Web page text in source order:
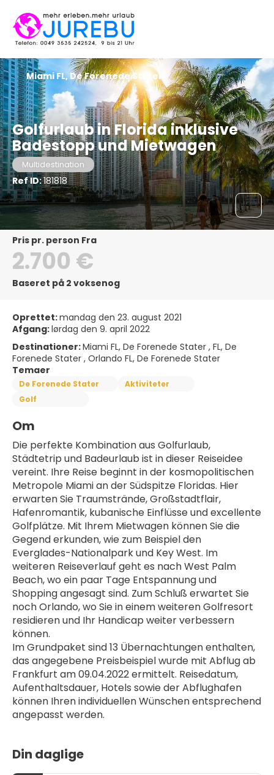
Golfurlaub in Florida inklusive
Badestopp und Mietwagen
Multidestination
Ref ID:181818
Miami FL, De Forenede Stater
pris pr. person Fra
2.700 €
Baseret på 2 voksenog
Oprettet:mandag den 23. august 2021
Afgang:lørdag den 9. april 2022
Destinationer:Miami FL, De Forenede Stater , FL, De
Forenede Stater , Orlando FL, De Forenede Stater
Temaer
De Forenede Stater
Aktiviteter
Golf
Om
Die perfekte Kombination aus Golfurlaub,
Städtetrip und Badeurlaub ist in dieser Reiseidee
vereint. Ihre Reise beginnt in der kosmopolitischen
Metropole Miami an der Südspitze Floridas. Hier
erwarten Sie Traumstrände, Großstadtflair,
Hafenromantik, kubanische Einflüsse und excellente
Golfplätze. Mit Ihrem Mietwagen können Sie die
Gegend erkunden, wie zum Beispiel den
Everglades-Nationalpark und Key West. Im
weiteren Reiseverlauf geht es nach West Palm
Beach, wo ein paar Tage Entspannung und
Shopping angesagt sind. Zum Schluß erwartet Sie
noch Orlando, wo Sie in einem weiteren Golfresort
residieren und Ihr Handicap weiter verbessern
können.
Im Grundpaket sind 13 Übernachtungen enthalten,
das angegebene Preisbeispiel wurde mit Abflug ab
Frankfurt am 09.04.2022 ermittelt. Reisedatum,
Aufenthaltsdauer, Hotels sowie der Abflughafen
können Ihren individuellen Wünschen entsprechend
angepasst werden.
Din daglige